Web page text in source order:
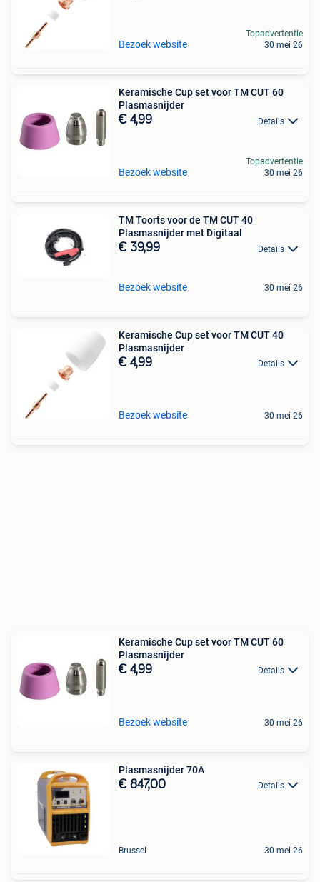
Bezoek website
Topadvertentie
30 mei 26
Keramische Cup set voor TM CUT 60
Plasmasnijder
€ 4,99 Details
Bezoek website
Topadvertentie
30 mei 26
TM Toorts voor de TM CUT 40
Plasmasnijder met Digitaal
€ 39,99 Details
Bezoek website 30 mei 26
Keramische Cup set voor TM CUT 40
Plasmasnijder
€ 4,99 Details
Bezoek website 30 mei 26
Keramische Cup set voor TM CUT 60
Plasmasnijder
€ 4,99 Details
Bezoek website 30 mei 26
Plasmasnijder 70A
€ 847,00 Details
Brussel 30 mei 26